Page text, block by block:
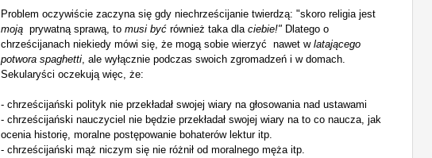
Problem oczywiście zaczyna się gdy niechrześcijanie twierdzą: "skoro religia jest
moją prywatną sprawą, to musi być również taka dla ciebie!" Dlatego o
chrześcijanach niekiedy mówi się, że mogą sobie wierzyć nawet w latającego
potwora spaghetti , ale wyłącznie podczas swoich zgromadzeń i w domach.
Sekularyści oczekują więc, że:
- chrześcijański polityk nie przekładał swojej wiary na głosowania nad ustawami
- chrześcijański nauczyciel nie będzie przekładał swojej wiary na to co naucza, jak
ocenia historię, moralne postępowanie bohaterów lektur itp.
- chrześcijański mąż niczym się nie różnił od moralnego męża itp.